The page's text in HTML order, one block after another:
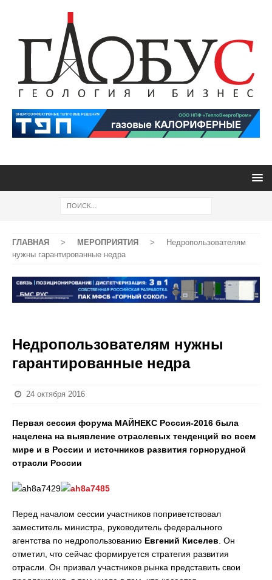
ГЛАВНАЯ > МЕРОПРИЯТИЯ >
Недропользователям
нужны гарантированные недра
Недропользователям нужны
гарантированные недра
24 октября 2016
Первая сессия форума МАЙНЕКС Россия-2016 была
нацелена на выявление отраслевых тенденций во всем
мире и в России и источников развития горнорудной
отрасли России
Перед началом сессии участников поприветствовал
заместитель министра, руководитель федерального
агентства по недропользованию Евгений Киселев . Он
отметил, что сейчас формируется стратегия развития
отрасли. Он призвал участников рынка представить свои